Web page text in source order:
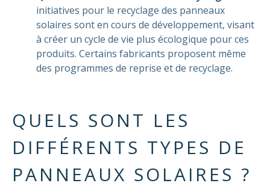
initiatives pour le recyclage des panneaux
solaires sont en cours de développement, visant
à créer un cycle de vie plus écologique pour ces
produits. Certains fabricants proposent même
des programmes de reprise et de recyclage.
QUELS SONT LES
DIFFÉRENTS TYPES DE
PANNEAUX SOLAIRES ?